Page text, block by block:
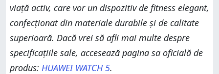
viață activ, care vor un dispozitiv de fitness elegant,
confecționat din materiale durabile și de calitate
superioară. Dacă vrei să afli mai multe despre
specificațiile sale, accesează pagina sa oficială de
produs: HUAWEI WATCH 5.